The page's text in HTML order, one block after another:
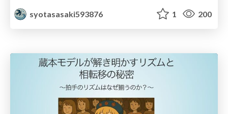
syotasasaki593876
1 200